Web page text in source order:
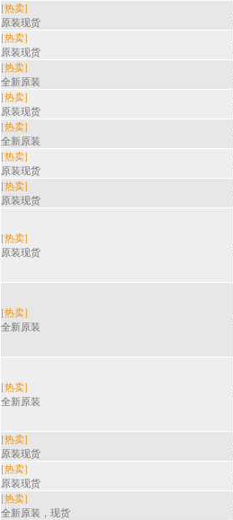
[热卖]
原装现货
[热卖]
原装现货
[热卖]
全新原装
[热卖]
原装现货
[热卖]
全新原装
[热卖]
原装现货
[热卖]
原装现货
[热卖]
原装现货
[热卖]
全新原装
[热卖]
全新原装
[热卖]
原装现货
[热卖]
原装现货
[热卖]
全新原装，现货